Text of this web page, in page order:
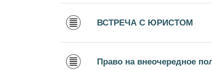
ВСТРЕЧА С ЮРИСТОМ
Право на внеочередное